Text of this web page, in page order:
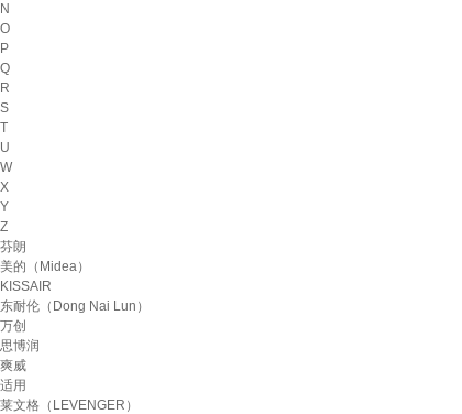
N
O
P
Q
R
S
T
U
W
X
Y
Z
芬朗
美的（Midea）
KISSAIR
东耐伦（Dong Nai Lun）
万创
思博润
爽威
适用
莱文格（LEVENGER）